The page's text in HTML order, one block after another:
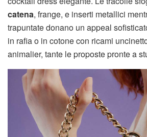
catena, frange, e inserti metallici
trapuntate donano un appeal
in rafia o in cotone con ricami
animalier, tante le proposte pronte a